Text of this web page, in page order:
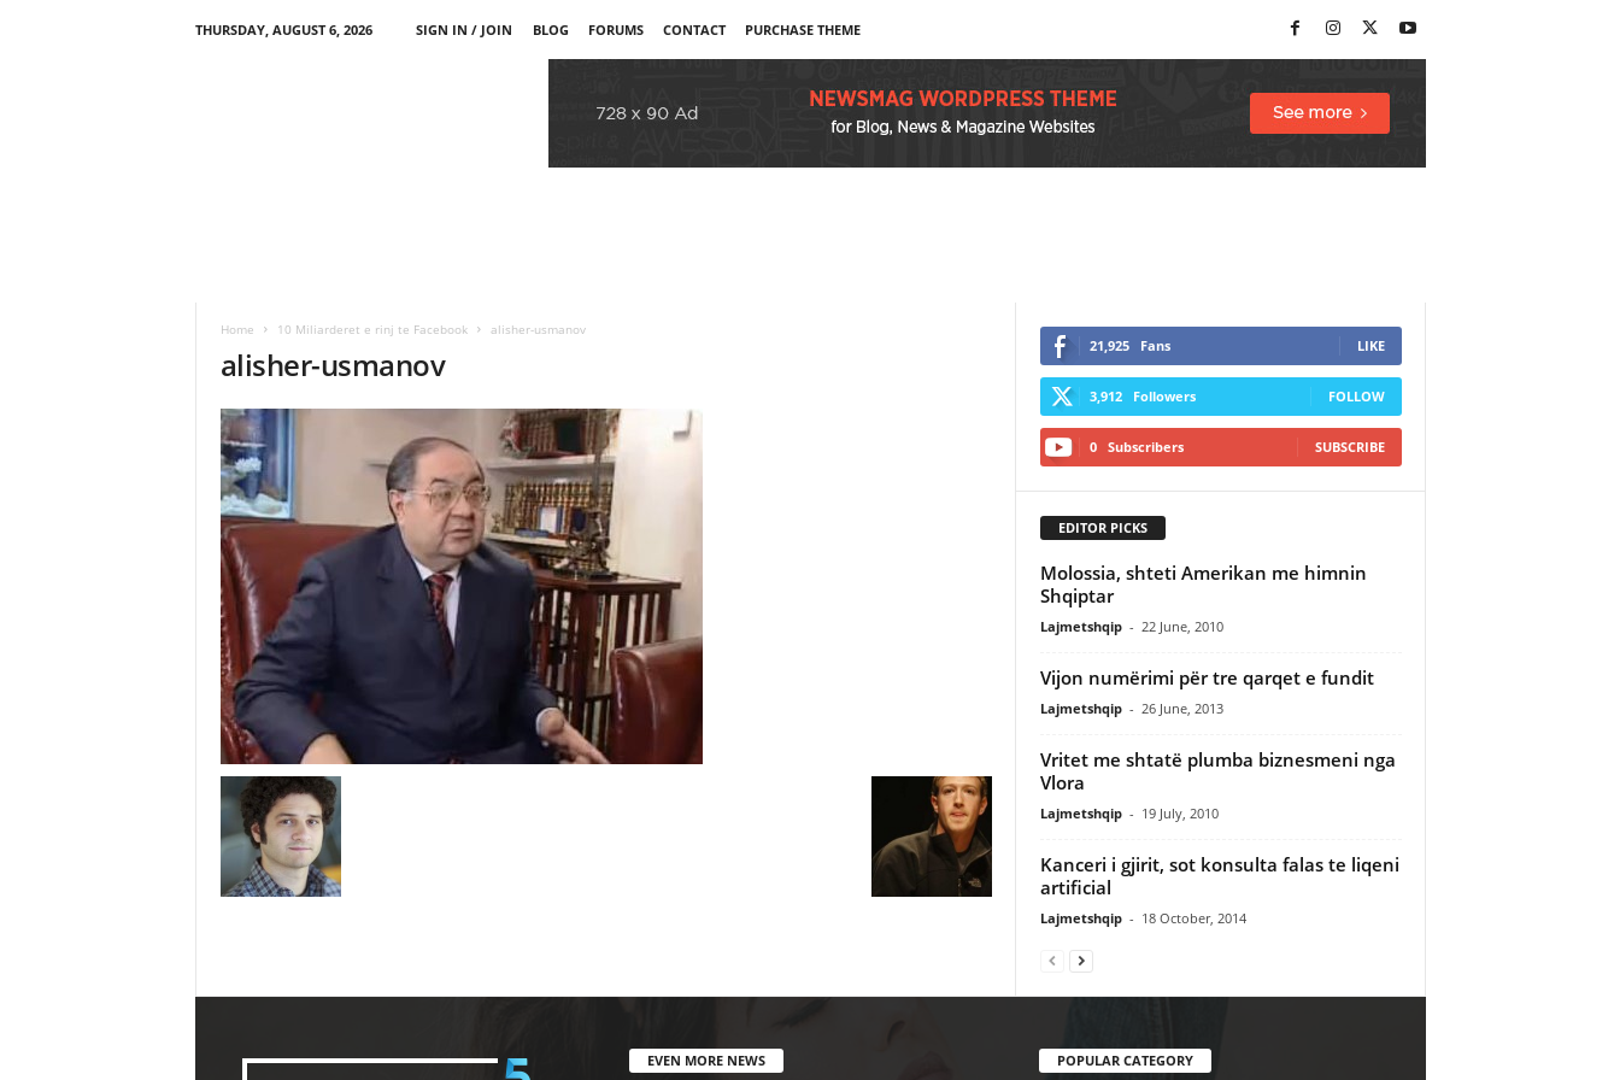
THURSDAY, AUGUST 6, 2026 SIGN IN / JOIN BLOG FORUMS CONTACT PURCHASE THEME
Home 10 Miliarderet e rinj te Facebook alisher-usmanov
alisher-usmanov 21,925 Fans LIKE
3,912 Followers FOLLOW
0 Subscribers SUBSCRIBE
EDITOR PICKS
Molossia, shteti Amerikan me himnin
Shqiptar
Lajmetshqip - 22 June, 2010
Vijon numërimi për tre qarqet e fundit
Lajmetshqip - 26 June, 2013
Vritet me shtatë plumba biznesmeni nga
Vlora
Lajmetshqip - 19 July, 2010
Kanceri i gjirit, sot konsulta falas te liqeni
artificial
Lajmetshqip - 18 October, 2014
EVEN MORE NEWS POPULAR CATEGORY